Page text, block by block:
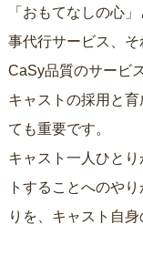
「おもてなしの心
事代行サービス、そ
CaSy品質のサービ
キャストの採用と育
ても重要です。
キャスト一人ひと
トすることへのや
りを、キャスト自